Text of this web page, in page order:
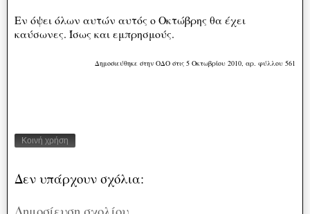
Εν όψει όλων αυτών αυτός ο Οκτώβρης θα έχει
καύσωνες. Ίσως και εμπρησμούς.
Δημοσιεύθηκε στην ΟΔΟ στις 5 Οκτωβρίου 2010, αρ. φύλλου 561
Κοινή χρήση
Δεν υπάρχουν σχόλια: